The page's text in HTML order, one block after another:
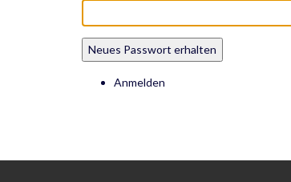
Neues Passwort erhalten
Anmelden